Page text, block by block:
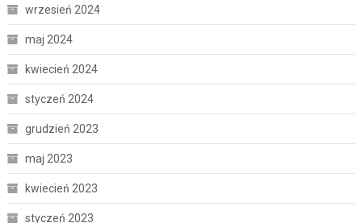
wrzesień 2024
maj 2024
kwiecień 2024
styczeń 2024
grudzień 2023
maj 2023
kwiecień 2023
styczeń 2023